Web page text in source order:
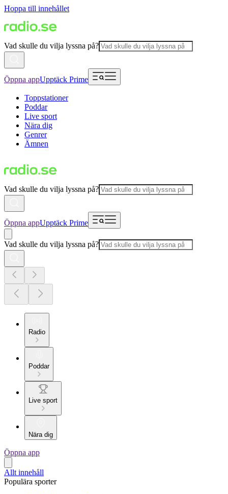
Hoppa till innehållet
Vad skulle du vilja lyssna på?
Öppna appUpptäck Prime
Toppstationer
Poddar
Live sport
Nära dig
Genrer
Ämnen
Vad skulle du vilja lyssna på?
Öppna appUpptäck Prime
Vad skulle du vilja lyssna på?
Radio
Poddar
Live sport
Nära dig
Öppna app
Allt innehåll
Populära sporter